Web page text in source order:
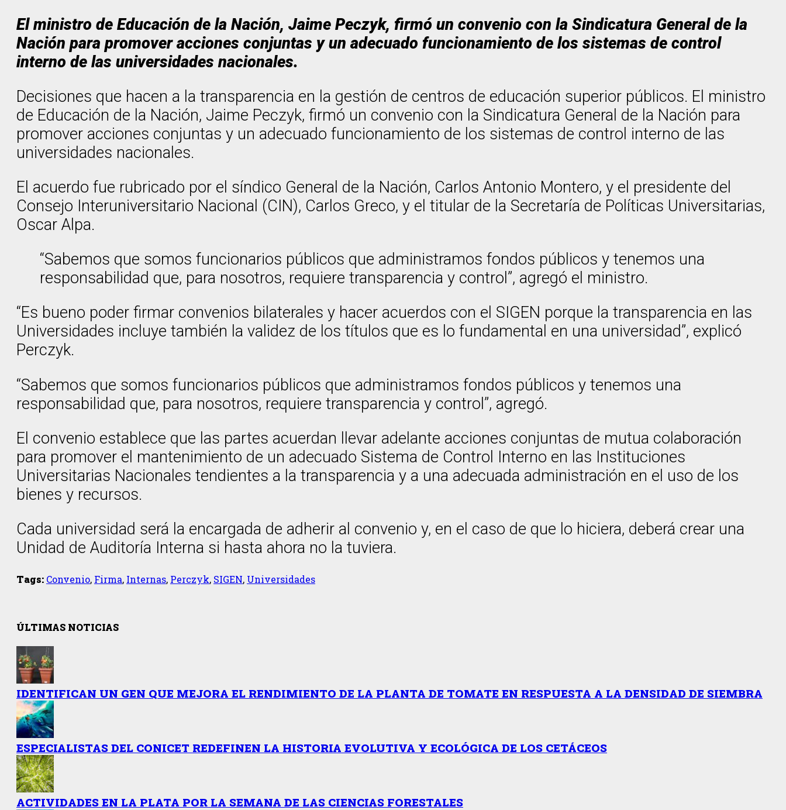
El ministro de Educación de la Nación, Jaime Peczyk, firmó un convenio con la Sindicatura General de la
Nación para promover acciones conjuntas y un adecuado funcionamiento de los sistemas de control
interno de las universidades nacionales.
Decisiones que hacen a la transparencia en la gestión de centros de educación superior públicos. El ministro
de Educación de la Nación, Jaime Peczyk, firmó un convenio con la Sindicatura General de la Nación para
promover acciones conjuntas y un adecuado funcionamiento de los sistemas de control interno de las
universidades nacionales.
El acuerdo fue rubricado por el síndico General de la Nación, Carlos Antonio Montero, y el presidente del
Consejo Interuniversitario Nacional (CIN), Carlos Greco, y el titular de la Secretaría de Políticas Universitarias,
Oscar Alpa.
“Sabemos que somos funcionarios públicos que administramos fondos públicos y tenemos una
responsabilidad que, para nosotros, requiere transparencia y control”, agregó el ministro.
“Es bueno poder firmar convenios bilaterales y hacer acuerdos con el SIGEN porque la transparencia en las
Universidades incluye también la validez de los títulos que es lo fundamental en una universidad”, explicó
Perczyk.
“Sabemos que somos funcionarios públicos que administramos fondos públicos y tenemos una
responsabilidad que, para nosotros, requiere transparencia y control”, agregó.
El convenio establece que las partes acuerdan llevar adelante acciones conjuntas de mutua colaboración
para promover el mantenimiento de un adecuado Sistema de Control Interno en las Instituciones
Universitarias Nacionales tendientes a la transparencia y a una adecuada administración en el uso de los
bienes y recursos.
Cada universidad será la encargada de adherir al convenio y, en el caso de que lo hiciera, deberá crear una
Unidad de Auditoría Interna si hasta ahora no la tuviera.
Tags: Convenio, Firma, Internas, Perczyk, SIGEN, Universidades
ÚLTIMAS NOTICIAS
IDENTIFICAN UN GEN QUE MEJORA EL RENDIMIENTO DE LA PLANTA DE TOMATE EN RESPUESTA A LA DENSIDAD DE SIEMBRA
ESPECIALISTAS DEL CONICET REDEFINEN LA HISTORIA EVOLUTIVA Y ECOLÓGICA DE LOS CETÁCEOS
ACTIVIDADES EN LA PLATA POR LA SEMANA DE LAS CIENCIAS FORESTALES